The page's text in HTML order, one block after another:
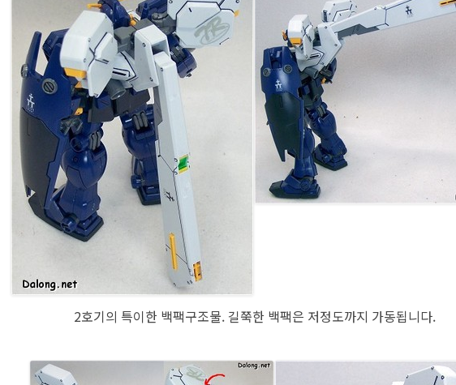
2호기의 특이한 백팩구조물. 길쭉한 백팩은 저정도까지 가동됩니다.